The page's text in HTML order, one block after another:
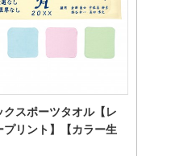
クスポーツタオル【レ
プリント】【カラー生